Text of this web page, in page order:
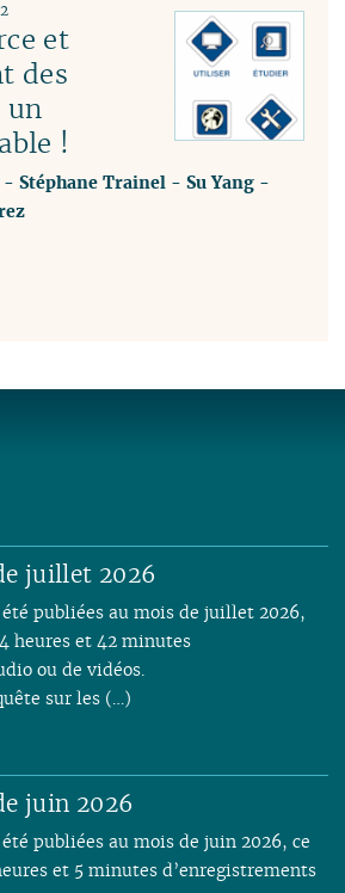
et
des
un
!
-Stéphane Trainel -Su Yang -
juillet 2026
publiées au mois de juillet 2026,
heures et 42 minutes
ou de vidéos.
sur les (…)
juin 2026
publiées au mois de juin 2026, ce
et 5 minutes d’enregistrements